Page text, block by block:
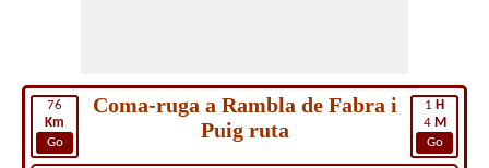
76
Km
Go
1 H
4 M
Go
Coma-ruga a Rambla de Fabra i
Puig ruta